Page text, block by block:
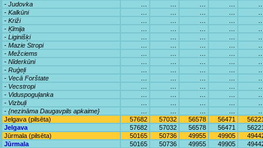
- Judovka
… … … …
- Kalkūni
… … … …
- Križi
… … … …
- Ķīmija
… … … …
- Liginišķi
… … … …
- Mazie Stropi
… … … …
- Mežciems
… … … …
- Nīderkūni
… … … …
- Ruģeļi
… … … …
- Vecā Forštate
… … … …
- Vecstropi
… … … …
- Viduspoguļanka
… … … …
- Vizbuļi
… … … …
- {nezināma Daugavpils apkaime}
… … … …
Jelgava (pilsēta)
57682 57032 56578 56471
Jelgava
57682 57032 56578 56471
Jūrmala (pilsēta)
50165 50736 49955 49905
Jūrmala
50165 50736 49955 49905